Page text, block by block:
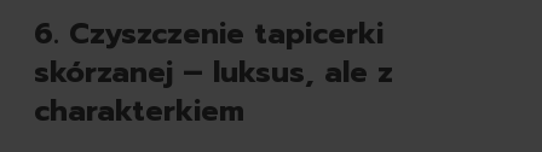
6. Czyszczenie tapicerki
skórzanej – luksus, ale z
charakterkiem